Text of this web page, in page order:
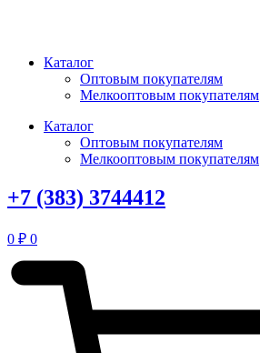
Каталог
Оптовым покупателям
Мелкооптовым покупателям
Каталог
Оптовым покупателям
Мелкооптовым покупателям
+7 (383) 3744412
0 ₽ 0